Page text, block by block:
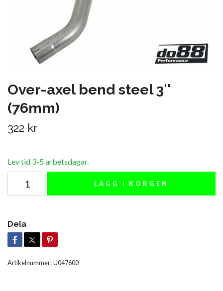
Over-axel bend steel 3''
(76mm)
322 kr
Lev tid 3-5 arbetsdagar.
LÄGG I KORGEN
Dela
Artikelnummer:U047600